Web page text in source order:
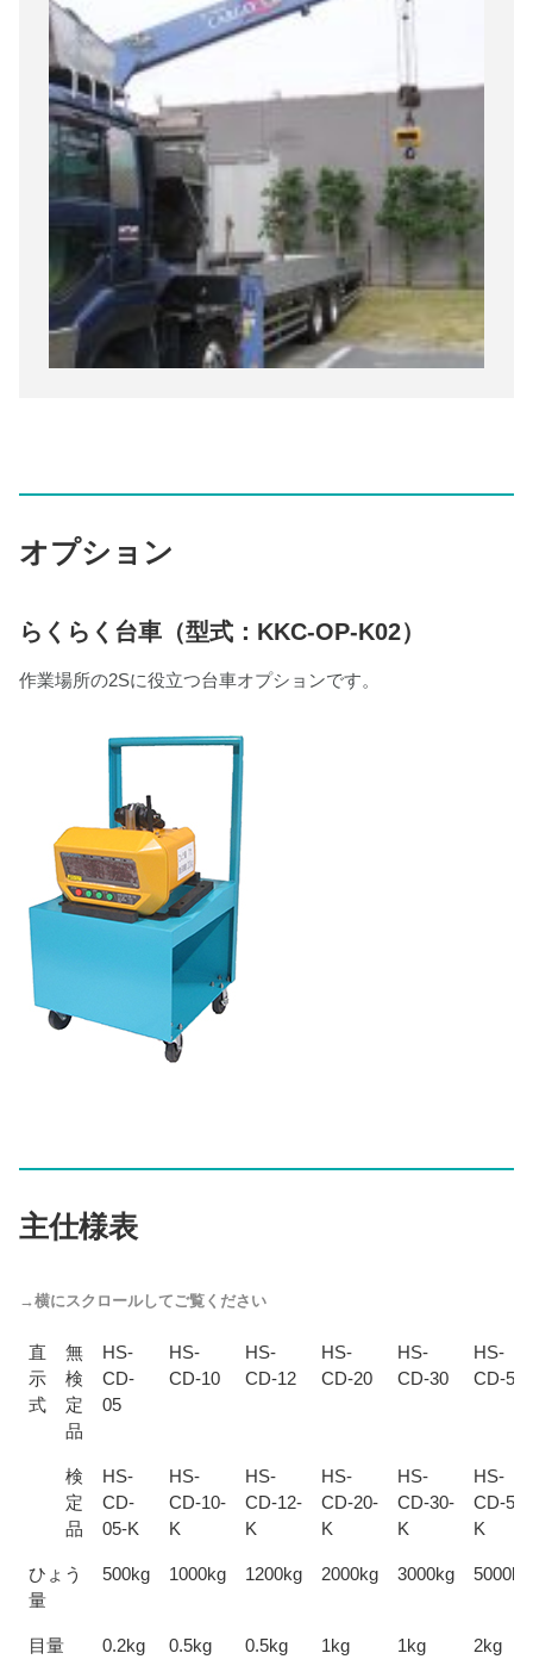
オプション
らくらく台車（型式：KKC-OP-K02）
作業場所の2Sに役立つ台車オプションです。
主仕様表
直
示
式
無
検
定
品
HS-
CD-
05
HS-
CD-10
HS-
CD-12
HS-
CD-20
HS-
CD-30
HS-
CD-50
検
定
品
HS-
CD-
05-K
HS-
CD-10-
K
HS-
CD-12-
K
HS-
CD-20-
K
HS-
CD-30-
K
HS-
CD-50-
K
ひょう
量
500kg 1000kg 1200kg 2000kg 3000kg 5000kg
目量 0.2kg 0.5kg 0.5kg 1kg 1kg 2kg